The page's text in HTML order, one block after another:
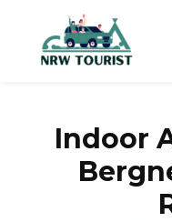
springen
Indoor